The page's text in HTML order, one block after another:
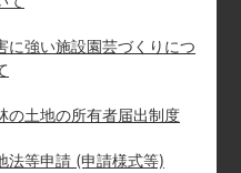
に強い施設園芸づくりにつ
の土地の所有者届出制度
法等申請 (申請様式等)